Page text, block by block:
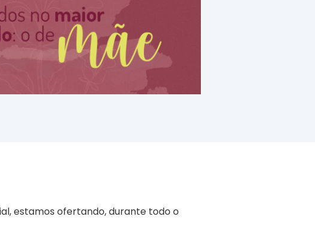
estamos ofertando, durante todo o